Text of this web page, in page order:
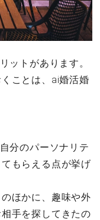
ットがあります。
ことは、ai婚活婚
分のパーソナリテ
もらえる点が挙げ
ほかに、趣味や外
手を探してきたの